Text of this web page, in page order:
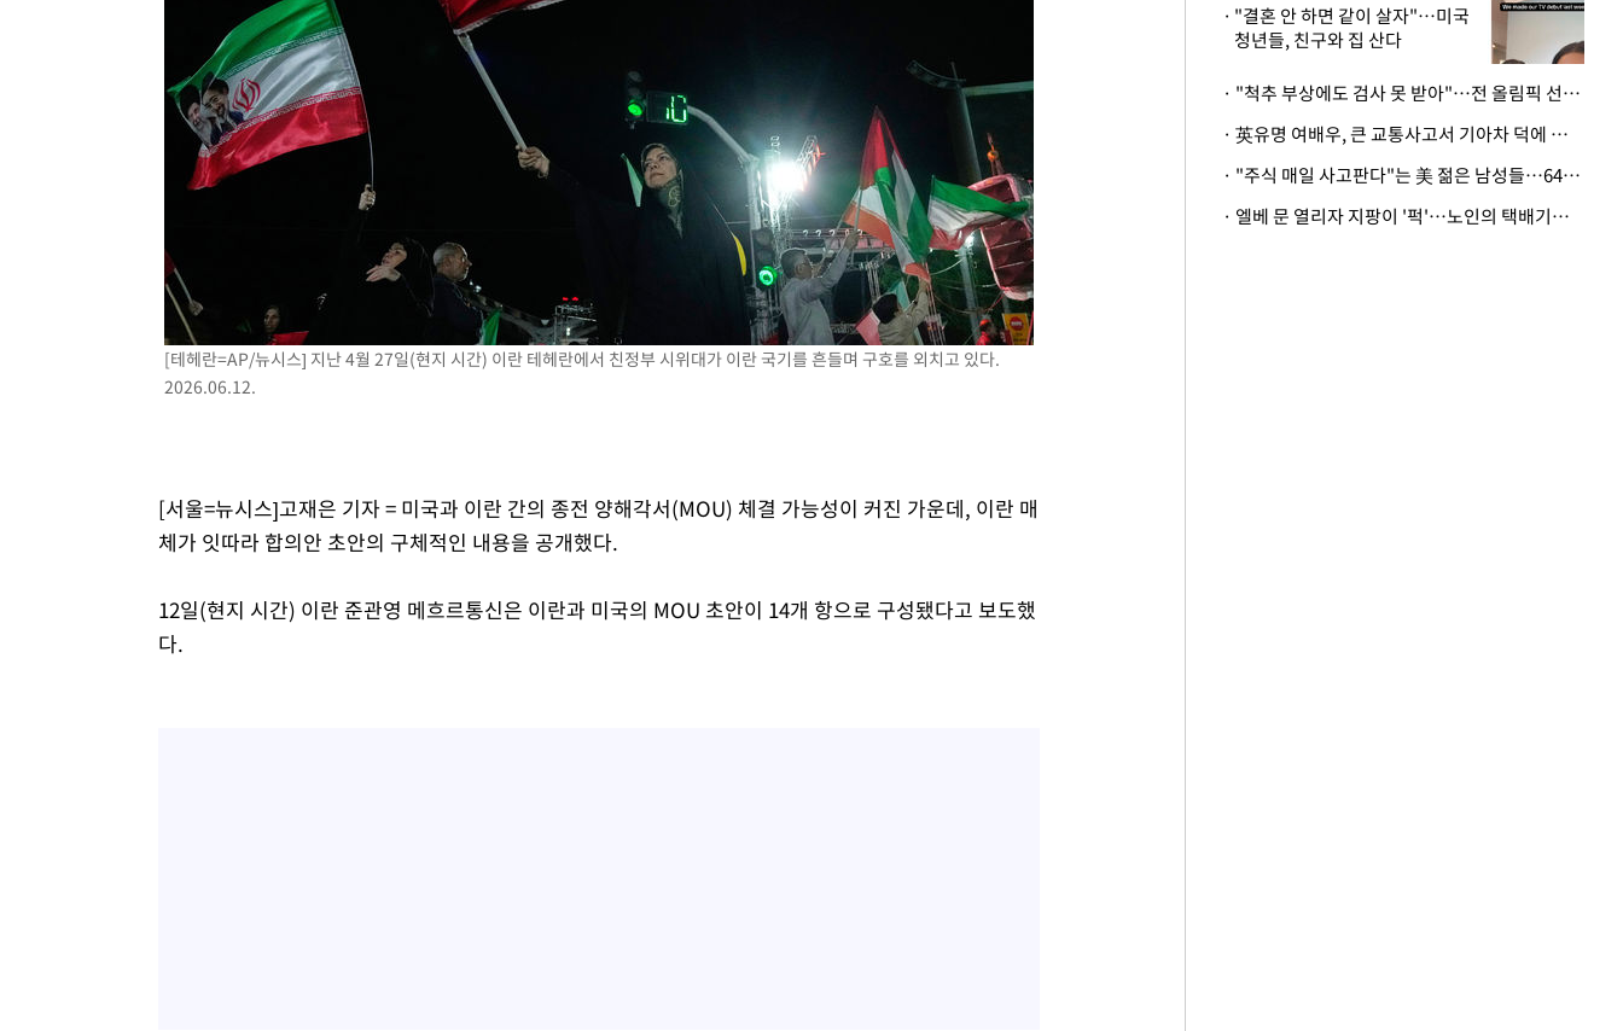
선재도서 해루질 나섰다 실종 60대, 닷새 만에 숨진 채 발견
남자 농구, 나고야 아시안게임서 '홈팀' 일본과 한일전
여수 오동도 해상서 모터보트 전복…1명 사망·1명 실종
극한폭염 한풀 꺾이지만…'낮 최고 35도' 무더위, 열대야 계속[다음주
축구협회 "압수수색·성접대 논란 사과…쇄신의 기회로 삼겠다"
[속보]'압수수색·성접대 논란' 축구협회 "실망과 걱정 안겨드려 죄송"
[속보]뉴욕증시 상승 마감…S&P 0.6% 나스닥 1.3%↑
[테헤란=AP/뉴시스] 지난 4월 27일(현지 시간) 이란 테헤란에서 친정부 시위대가 이란 국기를 흔들며 구호를 외치고 있다.
2026.06.12.
[서울=뉴시스]고재은 기자 = 미국과 이란 간의 종전 양해각서(MOU) 체결 가능성이 커진 가운데, 이란 매
체가 잇따라 합의안 초안의 구체적인 내용을 공개했다.
12일(현지 시간) 이란 준관영 메흐르통신은 이란과 미국의 MOU 초안이 14개 항으로 구성됐다고 보도했
다.
"결혼 안 하면 같이 살자"…미국
청년들, 친구와 집 산다
· "척추 부상에도 검사 못 받아"…전 올림픽 선수, 美봅슬레이협회 상대 소송
· 英유명 여배우, 큰 교통사고서 기아차 덕에 살았다
· "주식 매일 사고판다"는 美 젊은 남성들…64%가 "나는 인생의 패배자“
· 엘베 문 열리자 지팡이 '퍽'…노인의 택배기사 폭행 이유